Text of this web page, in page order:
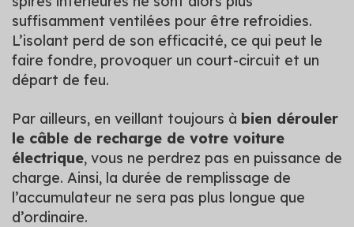
suffisamment ventilées pour être refroidies.
L’isolant perd de son efficacité, ce qui peut le
faire fondre, provoquer un court-circuit et un
départ de feu.
Par ailleurs, en veillant toujours à bien dérouler
le câble de recharge de votre voiture
électrique, vous ne perdrez pas en puissance de
charge. Ainsi, la durée de remplissage de
l’accumulateur ne sera pas plus longue que
d’ordinaire.